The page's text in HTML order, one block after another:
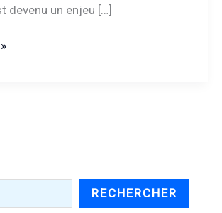
devenu un enjeu […]
RECHERCHER